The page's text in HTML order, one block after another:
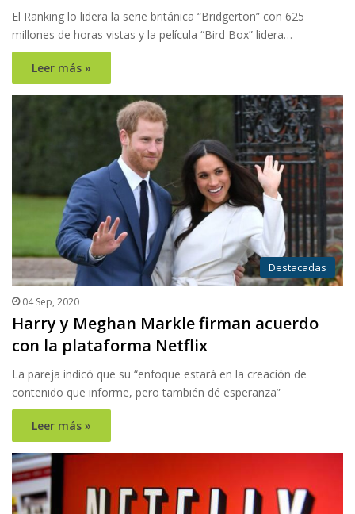
El Ranking lo lidera la serie británica “Bridgerton” con 625
millones de horas vistas y la película “Bird Box” lidera…
Leer más »
Destacadas
04 Sep, 2020
Harry y Meghan Markle firman acuerdo
con la plataforma Netflix
La pareja indicó que su “enfoque estará en la creación de
contenido que informe, pero también dé esperanza”
Leer más »